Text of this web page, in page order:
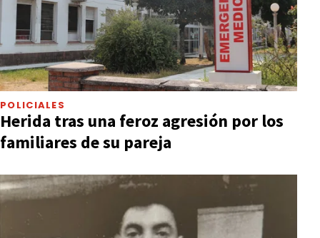
POLICIALES
Herida tras una feroz agresión por los
familiares de su pareja